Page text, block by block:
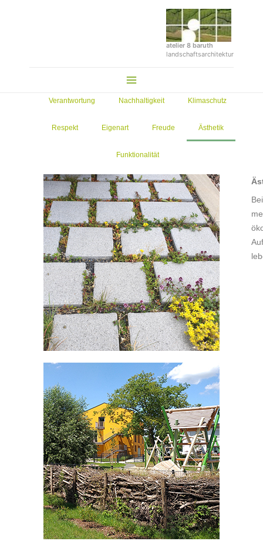
atelier 8 baruth
landschaftsarchitektur
Main
Menu
Verantwortung Nachhaltigkeit Klimaschutz
Respekt Eigenart Freude Ästhetik
Funktionalität